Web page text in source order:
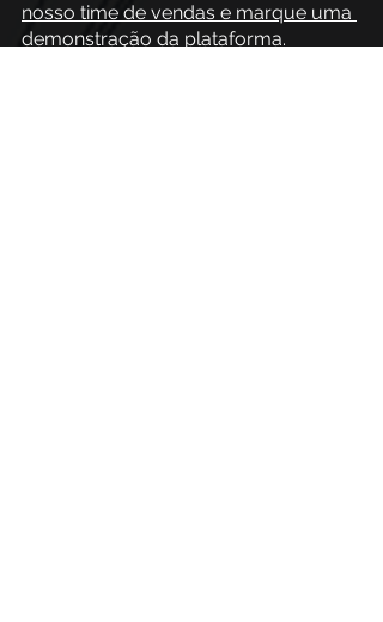
nosso time de vendas e marque uma
demonstração da plataforma.